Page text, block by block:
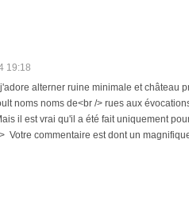
19:18
alterner ruine minimale et château
noms noms de<br /> rues aux
il est vrai qu'il a été fait uniquement
Votre commentaire est dont un